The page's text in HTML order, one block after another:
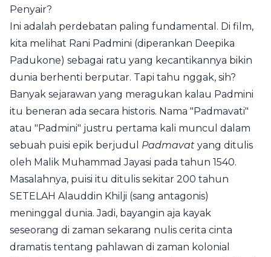
Penyair?
Ini adalah perdebatan paling fundamental. Di film,
kita melihat Rani Padmini (diperankan Deepika
Padukone) sebagai ratu yang kecantikannya bikin
dunia berhenti berputar. Tapi tahu nggak, sih?
Banyak sejarawan yang meragukan kalau Padmini
itu beneran ada secara historis. Nama "Padmavati"
atau "Padmini" justru pertama kali muncul dalam
sebuah puisi epik berjudul Padmavat yang ditulis
oleh Malik Muhammad Jayasi pada tahun 1540.
Masalahnya, puisi itu ditulis sekitar 200 tahun
SETELAH Alauddin Khilji (sang antagonis)
meninggal dunia. Jadi, bayangin aja kayak
seseorang di zaman sekarang nulis cerita cinta
dramatis tentang pahlawan di zaman kolonial